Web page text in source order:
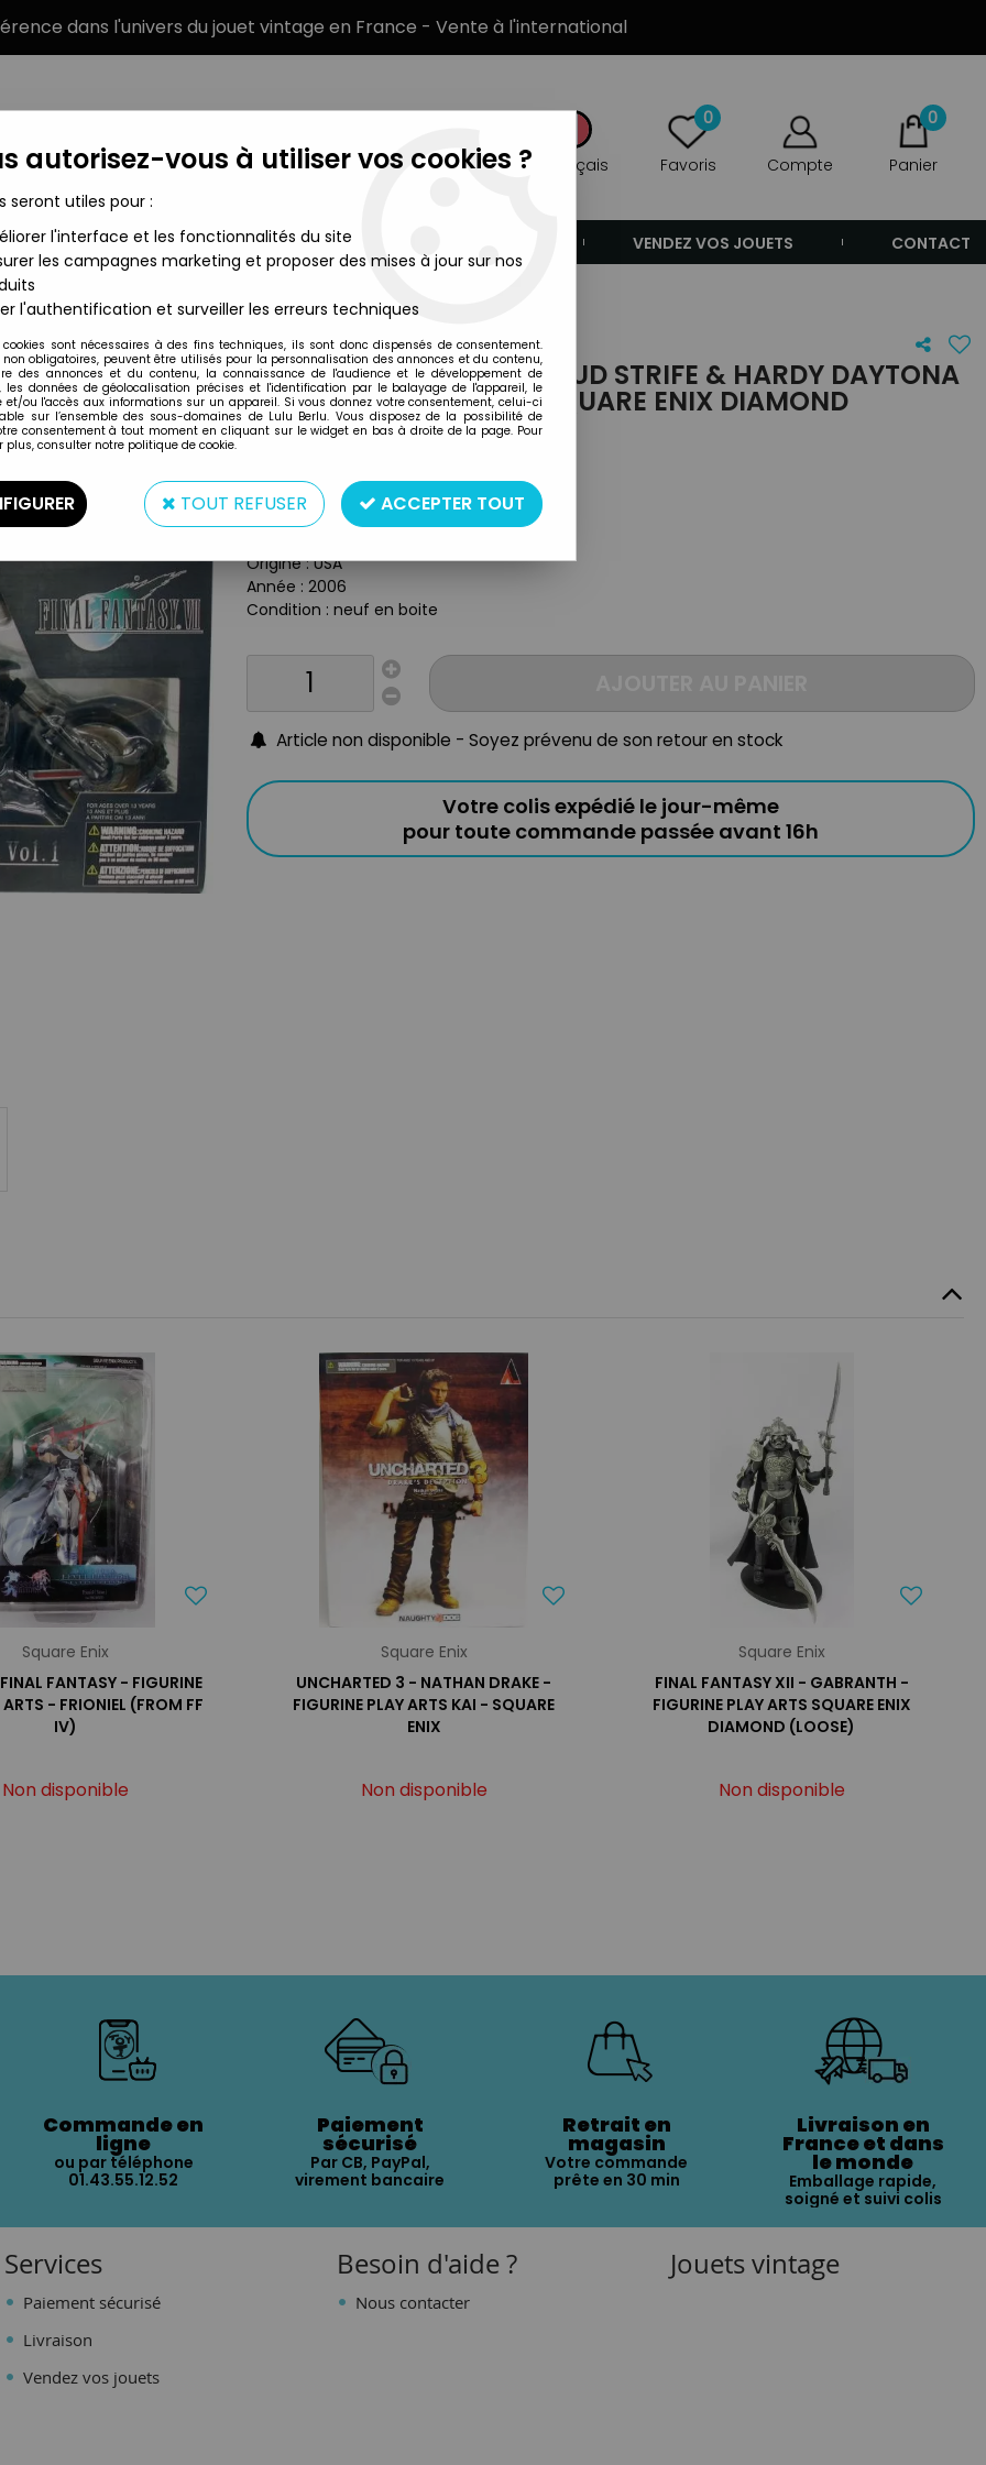
dans l'univers du jouet vintage en France - Vente à l'international
Français
0
Favoris Compte
0
Panier
MARQUES TYPE DE PRODUIT VENDEZ VOS JOUETS CONTACT
- Figurine Play Arts Square Enix Diamond
Square Enix
FINAL FANTASY VII - CLOUD STRIFE & HARDY DAYTONA
- FIGURINE PLAY ARTS SQUARE ENIX DIAMOND
Type : Figurine articulée avec vehicule
Matière : plastique
Origine : USA
Année : 2006
Condition : neuf en boite
Article non disponible - Soyez prévenu de son retour en stock
Votre colis expédié le jour-même
pour toute commande passée avant 16h
Square Enix
FANTASY - FIGURINE
- FRIONIEL (FROM FF
IV)
Non disponible
Square Enix
UNCHARTED 3 - NATHAN DRAKE -
FIGURINE PLAY ARTS KAI - SQUARE
ENIX
Non disponible
Square Enix
FINAL FANTASY XII - GABRANTH -
FIGURINE PLAY ARTS SQUARE ENIX
DIAMOND (LOOSE)
Non disponible
Commande en
ligne
ou par téléphone
01.43.55.12.52
Paiement
sécurisé
Par CB, PayPal,
virement bancaire
Retrait en
magasin
Votre commande
prête en 30 min
Livraison en
France et dans
le monde
Emballage rapide,
soigné et suivi colis
Services
Paiement sécurisé
Livraison
Vendez vos jouets
Besoin d'aide ?
Nous contacter
Jouets vintage
autorisez-vous à utiliser vos cookies ?
seront utiles pour :
l'interface et les fonctionnalités du site
les campagnes marketing et proposer des mises à jour sur nos
l'authentification et surveiller les erreurs techniques
cookies sont nécessaires à des fins techniques, ils sont donc dispensés de consentement.
non obligatoires, peuvent être utilisés pour la personnalisation des annonces et du contenu,
des annonces et du contenu, la connaissance de l'audience et le développement de
les données de géolocalisation précises et l'identification par le balayage de l'appareil, le
et/ou l'accès aux informations sur un appareil. Si vous donnez votre consentement, celui-ci
sur l’ensemble des sous-domaines de Lulu Berlu. Vous disposez de la possibilité de
consentement à tout moment en cliquant sur le widget en bas à droite de la page. Pour
plus, consulter notre politique de cookie.
TOUT REFUSER ACCEPTER TOUT